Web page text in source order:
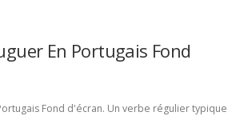
En Portugais Fond
Fond d'écran. Un verbe régulier typique